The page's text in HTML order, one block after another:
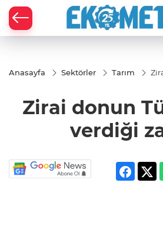
Anasayfa Sektörler Tarım
Zirai donun
verdiği